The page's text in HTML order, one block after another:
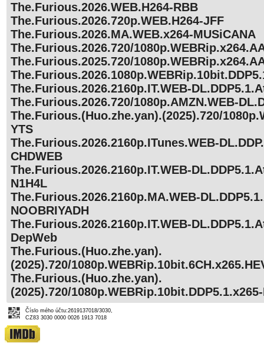
The.Furious.2026.WEB.H264-RBB
The.Furious.2026.720p.WEB.H264-JFF
The.Furious.2026.MA.WEB.x264-MUSiCANA
The.Furious.2026.720/
The.Furious.2025.720/
The.Furious.2026.2160p.IT.WEB-
The.Furious.2026.720/1080p.AMZN.WEB-
The.Furious.(Huo.zhe.yan).(2025).720/
YTS
The.Furious.2026.2160p.ITunes.WEB-
CHDWEB
The.Furious.2026.2160p.IT.WEB-
N1H4L
The.Furious.2026.2160p.MA.WEB-
NOOBRIYADH
The.Furious.2026.2160p.IT.WEB-
DepWeb
The.Furious.(Huo.zhe.yan).
(2025).720/
The.Furious.(Huo.zhe.yan).
(2025).720/
Číslo mého účtu:2619137018/3030,
CZ83 3030 0000 0026 1913 7018